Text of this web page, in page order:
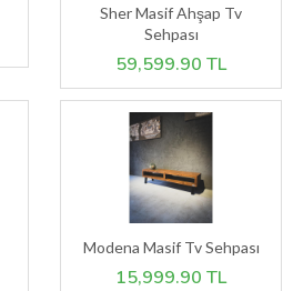
Sher Masif Ahşap Tv
Sehpası
59,599.90 TL
Modena Masif Tv Sehpası
15,999.90 TL